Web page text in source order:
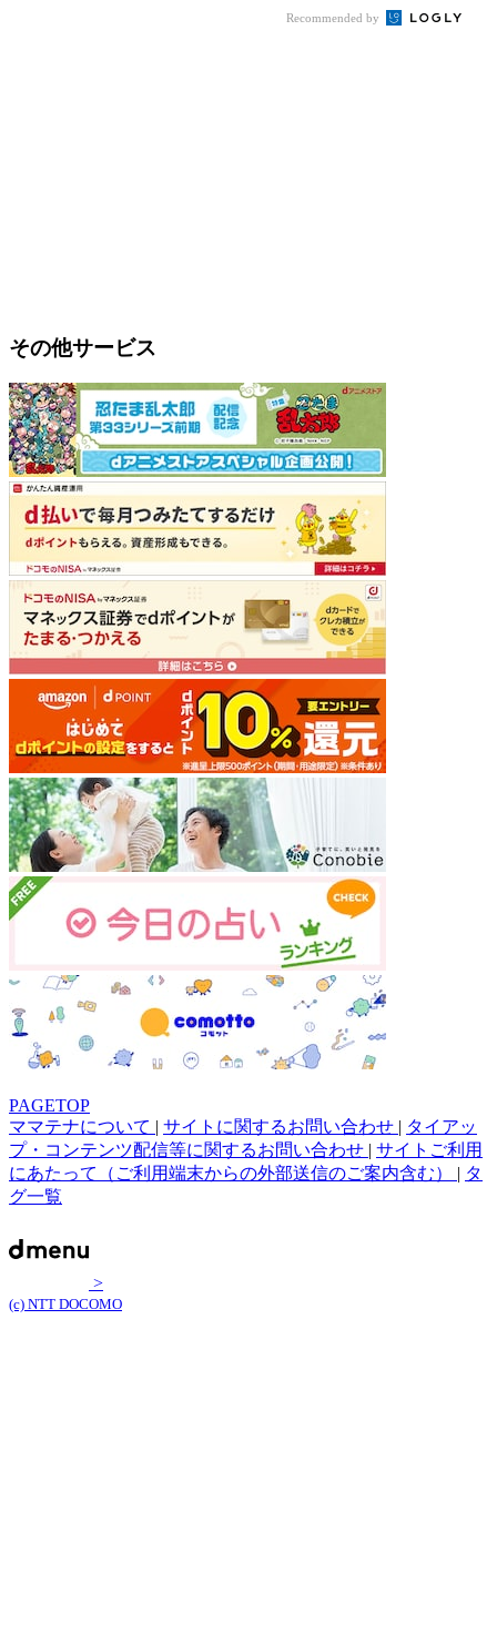
Recommended by
その他サービス
PAGETOP
ママテナについて | サイトに関するお問い合わせ | タイアッ
プ・コンテンツ配信等に関するお問い合わせ | サイトご利用
にあたって（ご利用端末からの外部送信のご案内含む） | タ
グ一覧
>
(c) NTT DOCOMO